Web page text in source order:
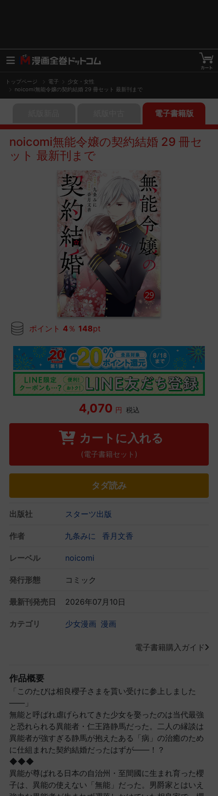
トップページ 電子
少女・女性
noicomi無能令嬢の契約結婚 29 冊セット 最新刊まで
電子書籍版
noicomi無能令嬢の契約結婚 29 冊セ
ット 最新刊まで
ポイント 4 ％ 148pt
4,070 円 税込
カートに入れる
(電子書籍セット)
タダ読み
出版社 スターツ出版
作者 九条みに 香月文香
レーベル noicomi
発行形態 コミック
最新刊発売日 2026年07月10日
カテゴリ 少女漫画 漫画
電子書籍購入ガイド
作品概要
「このたびは相良櫻子さまを貰い受けに参上しました
――」
無能と呼ばれ虐げられてきた少女を娶ったのは当代最強
と恐れられる異能者・仁王路静馬だった。二人の縁談は
異能者が強すぎる静馬が抱えたある「病」の治癒のため
に仕組まれた契約結婚だったはずが――！？
◆◆◆
異能が尊ばれる日本の自治州・至間國に生まれ育った櫻
子は、異能の使えない「無能」だった。男爵家とはいえ